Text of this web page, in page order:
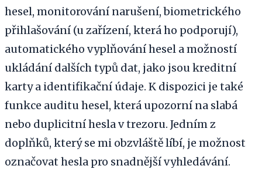
hesel, monitorování narušení, biometrického
přihlašování (u zařízení, která ho podporují),
automatického vyplňování hesel a možností
ukládání dalších typů dat, jako jsou kreditní
karty a identifikační údaje. K dispozici je také
funkce auditu hesel, která upozorní na slabá
nebo duplicitní hesla v trezoru. Jedním z
doplňků, který se mi obzvláště líbí, je možnost
označovat hesla pro snadnější vyhledávání.